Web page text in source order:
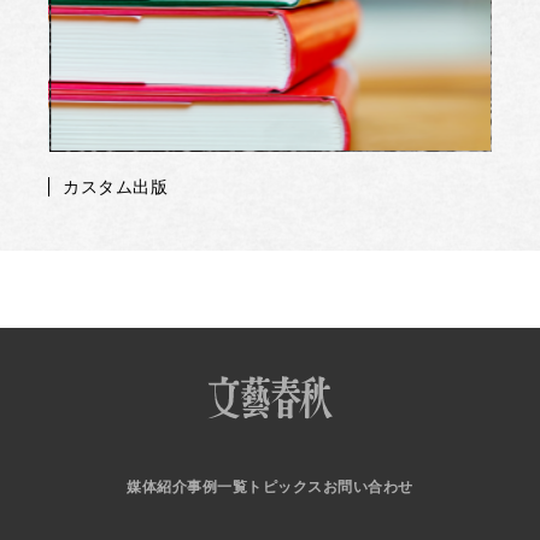
カスタム出版
媒体紹介事例一覧 トピックス お問い合わせ